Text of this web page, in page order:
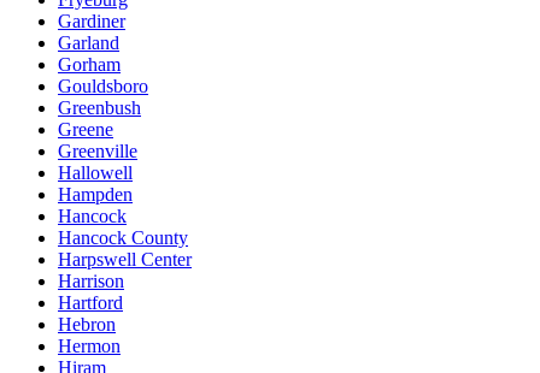
Gardiner
Garland
Gorham
Gouldsboro
Greenbush
Greene
Greenville
Hallowell
Hampden
Hancock
Hancock County
Harpswell Center
Harrison
Hartford
Hebron
Hermon
Hiram